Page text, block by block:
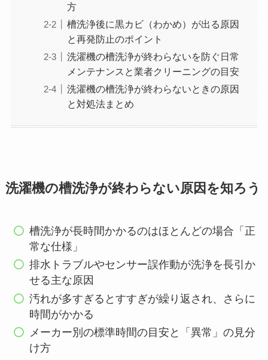
方
槽洗浄後に黒カビ（わかめ）が出る原因
と再発防止のポイント
洗濯機の槽洗浄が終わらないを防ぐ日常
メンテナンスと業者クリーニングの目安
洗濯機の槽洗浄が終わらないときの原因
と対処法まとめ
洗濯機の槽洗浄が終わらない原因を知ろう
槽洗浄が長時間かかるのはほとんどの場合「正
常な仕様」
排水トラブルやセンサー誤作動が洗浄を長引か
せる主な原因
汚れが多すぎるとすすぎが繰り返され、さらに
時間がかかる
メーカー別の標準時間の目安と「異常」の見分
け方